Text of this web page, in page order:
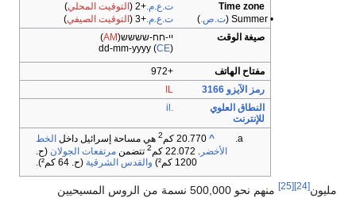
Time zone
ت.ع.م.+2
(التوقيت المحلي)
ت.ص.) ت.ع.م.+3
(التوقيت الصيفي)
صيغة الوقت
יי-חח-שששש ‎ (AM)
dd-mm-yyyy (
مفتاح الهاتف
رمز الآيزو 3166
النطاق العلوي
للإنترنت
^
2هي مساحة إسرائيل داخل الخط
الأخضر. 22.072 كم 2تتضمنمرتفعات الجولان(ح.
1200 كم²)
والقدس الشرقية(ح. 64 كم²).
منهم نحو 500,000 نسمة من الروس المسيحيين